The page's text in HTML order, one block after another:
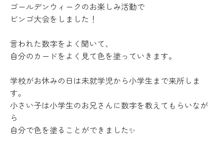
ゴールデンウィークのお楽しみ活動で
ビンゴ大会をしました！
言われた数字をよく聞いて、
自分のカードをよく見て色を塗っていきます。
学校がお休みの日は未就学児から小学生まで来所しま
す。
小さい子は小学生のお兄さんに数字を教えてもらいなが
ら
自分で色を塗ることができました✨